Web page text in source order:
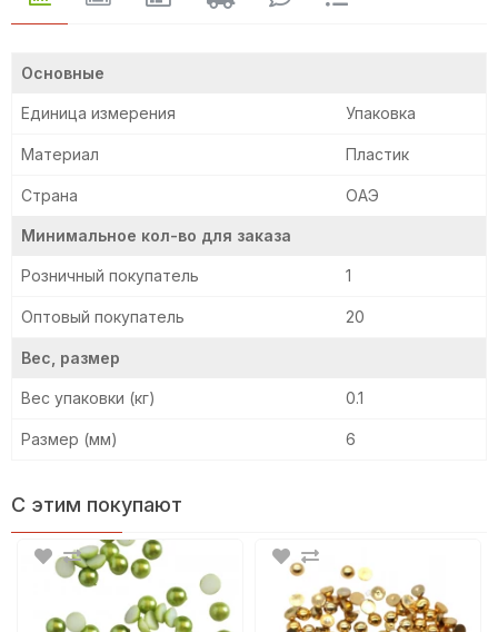
Основные
Единица измерения Упаковка
Материал Пластик
Страна ОАЭ
Минимальное кол-во для заказа
Розничный покупатель 1
Оптовый покупатель 20
Вес, размер
Вес упаковки (кг) 0.1
Размер (мм) 6
С этим покупают